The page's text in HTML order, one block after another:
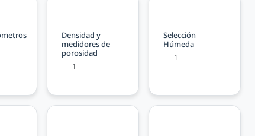
Densidad y
medidores de
porosidad
1
Selección
Húmeda
1